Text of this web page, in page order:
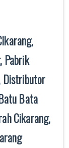
Pabrik
Distributor
Bata
Cikarang,